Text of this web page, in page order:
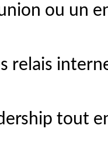
ou un
relais
tout